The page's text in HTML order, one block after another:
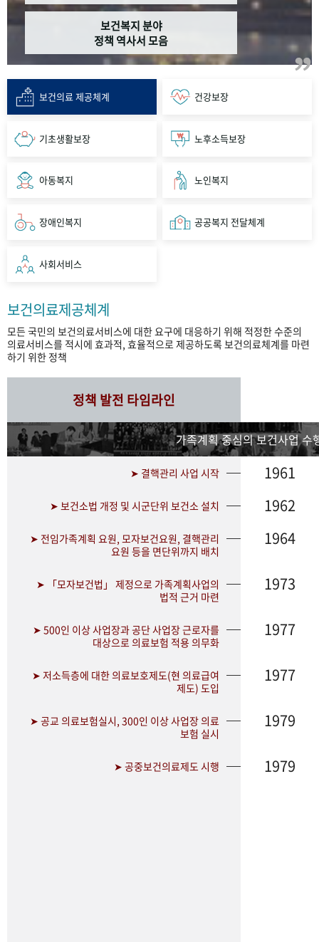
보건복지 분야
정책 역사서 모음
보건의료 제공체계 건강보장
기초생활보장 노후소득보장
아동복지 노인복지
장애인복지 공공복지 전달체계
사회서비스
보건의료제공체계
모든 국민의 보건의료서비스에 대한 요구에 대응하기 위해 적정한 수준의
의료서비스를 적시에 효과적, 효율적으로 제공하도록 보건의료체계를 마련
하기 위한 정책
정책 발전 타임라인
가족계획 중심의 보건사업 수
➤ 결핵관리 사업 시작 1961
➤ 보건소법 개정 및 시군단위 보건소 설치 1962
➤ 전임가족계획 요원, 모자보건요원, 결핵관리
요원 등을 면단위까지 배치
1964
➤ 「모자보건법」 제정으로 가족계획사업의
법적 근거 마련
1973
➤ 500인 이상 사업장과 공단 사업장 근로자를
대상으로 의료보험 적용 의무화
1977
➤ 저소득층에 대한 의료보호제도(현 의료급여
제도) 도입
1977
➤ 공교 의료보험실시, 300인 이상 사업장 의료
보험 실시
1979
➤ 공중보건의료제도 시행 1979